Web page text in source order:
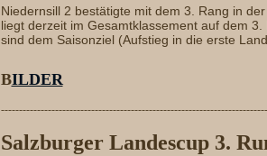
Niedernsill 2 bestätigte mit dem 3. Rang in
liegt derzeit im Gesamtklassement auf dem 3.
sind dem Saisonziel (Aufstieg in die erste
BILDER
Salzburger Landescup 3.